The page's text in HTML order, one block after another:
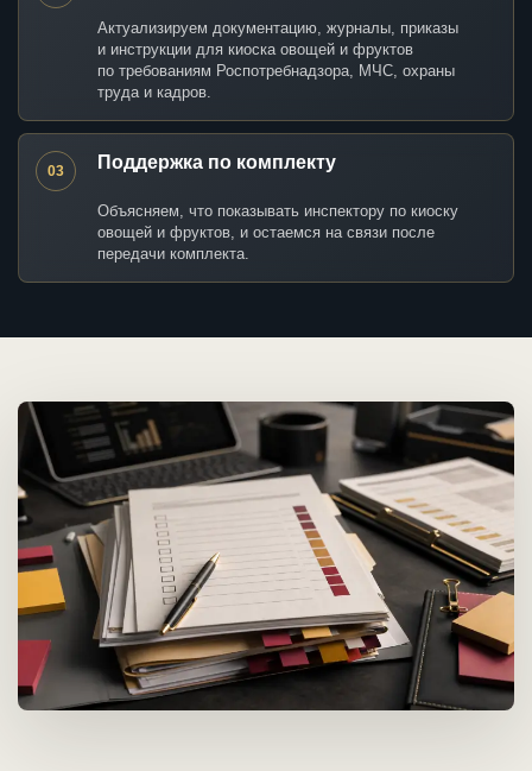
Актуализируем документацию, журналы, приказы
и инструкции для киоска овощей и фруктов
по требованиям Роспотребнадзора, МЧС, охраны
труда и кадров.
03 Поддержка по комплекту
Объясняем, что показывать инспектору по киоску
овощей и фруктов, и остаемся на связи после
передачи комплекта.